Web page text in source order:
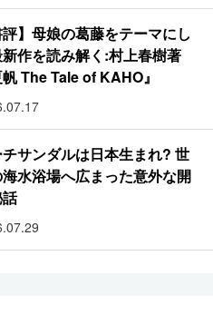
評】母娘の葛藤をテーマにし
作を読み解く:村上春樹著
帆 The Tale of KAHO』
チサンダルは日本生まれ? 世
水浴場へ広まった意外な開